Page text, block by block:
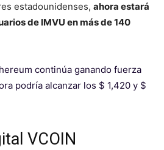
estadounidenses, ahora estará
de IMVU en más de 140
continúa ganando fuerza
podría alcanzar los $ 1,420 y $
VCOIN